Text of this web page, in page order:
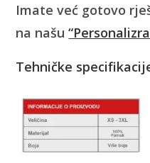
Imate već gotovo
na našu
Tehničke